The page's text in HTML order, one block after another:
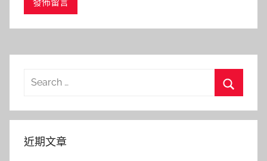
Search
近期文章